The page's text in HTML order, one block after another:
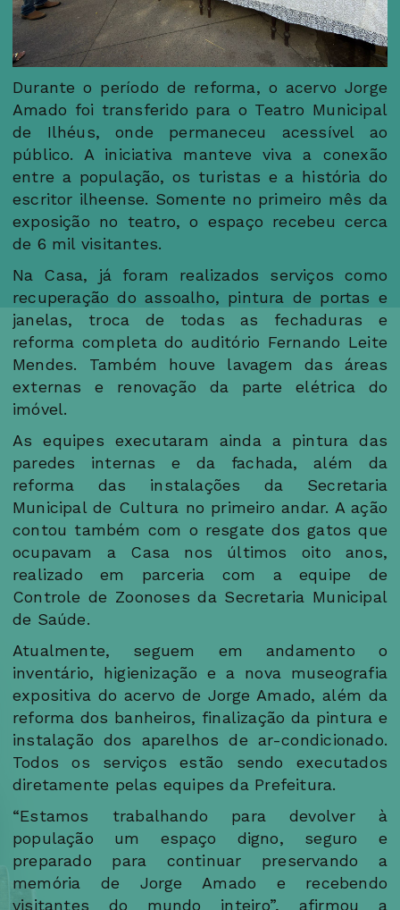
Durante o período de reforma, o acervo Jorge
Amado foi transferido para o Teatro Municipal
de Ilhéus, onde permaneceu acessível ao
público. A iniciativa manteve viva a conexão
entre a população, os turistas e a história do
escritor ilheense. Somente no primeiro mês da
exposição no teatro, o espaço recebeu cerca
de 6 mil visitantes.
Na Casa, já foram realizados serviços como
recuperação do assoalho, pintura de portas e
janelas, troca de todas as fechaduras e
reforma completa do auditório Fernando Leite
Mendes. Também houve lavagem das áreas
externas e renovação da parte elétrica do
imóvel.
As equipes executaram ainda a pintura das
paredes internas e da fachada, além da
reforma das instalações da Secretaria
Municipal de Cultura no primeiro andar. A ação
contou também com o resgate dos gatos que
ocupavam a Casa nos últimos oito anos,
realizado em parceria com a equipe de
Controle de Zoonoses da Secretaria Municipal
de Saúde.
Atualmente, seguem em andamento o
inventário, higienização e a nova museografia
expositiva do acervo de Jorge Amado, além da
reforma dos banheiros, finalização da pintura e
instalação dos aparelhos de ar-condicionado.
Todos os serviços estão sendo executados
diretamente pelas equipes da Prefeitura.
“Estamos trabalhando para devolver à
população um espaço digno, seguro e
preparado para continuar preservando a
memória de Jorge Amado e recebendo
visitantes do mundo inteiro”, afirmou a